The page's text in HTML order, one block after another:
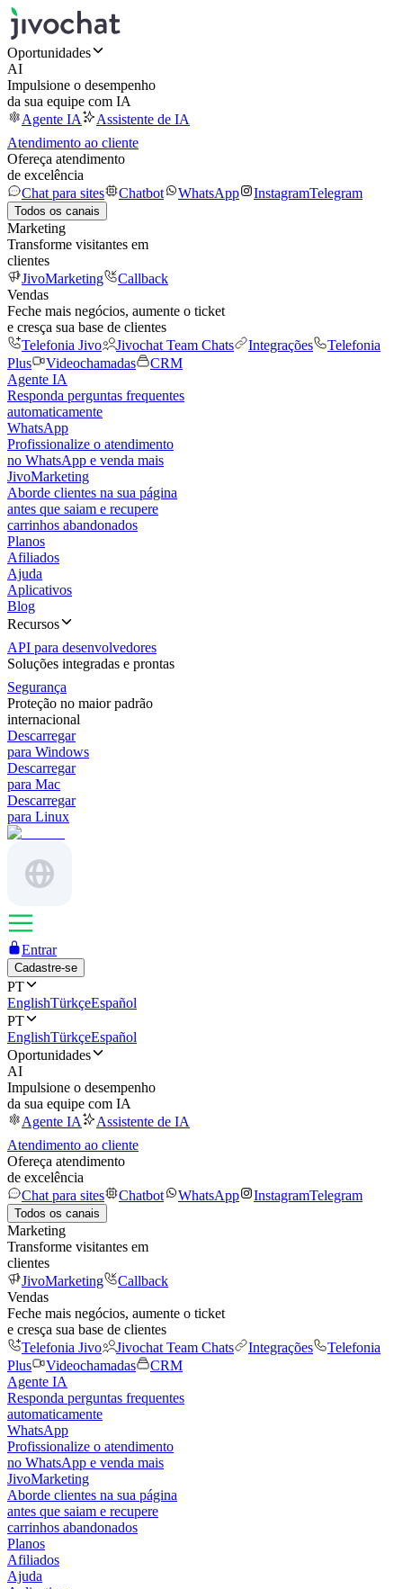
Oportunidades
AI
Impulsione o desempenho
da sua equipe com IA
Agente IA
Assistente de IA
Atendimento ao cliente
Ofereça atendimento
de excelência
Chat para sites
Chatbot WhatsApp InstagramTelegram
Todos os canais
Marketing
Transforme visitantes em
clientes
JivoMarketing
Callback
Vendas
Feche mais negócios, aumente o ticket
e cresça sua base de clientes
Telefonia Jivo
Jivochat Team Chats Integrações
Telefonia
Plus
Videochamadas
CRM
Agente IA
Responda perguntas frequentes
automaticamente
WhatsApp
Profissionalize o atendimento
no WhatsApp e venda mais
JivoMarketing
Aborde clientes na sua página
antes que saiam e recupere
carrinhos abandonados
Planos
Afiliados
Ajuda
Aplicativos
Blog
Recursos
API para desenvolvedores
Soluções integradas e prontas
Segurança
Proteção no maior padrão
internacional
Descarregar
para Windows
Descarregar
para Mac
Descarregar
para Linux
Entrar
Cadastre-se
PT
EnglishTürkçeEspañol
PT
EnglishTürkçeEspañol
Oportunidades
AI
Impulsione o desempenho
da sua equipe com IA
Agente IA
Assistente de IA
Atendimento ao cliente
Ofereça atendimento
de excelência
Chat para sites
Chatbot WhatsApp InstagramTelegram
Todos os canais
Marketing
Transforme visitantes em
clientes
JivoMarketing
Callback
Vendas
Feche mais negócios, aumente o ticket
e cresça sua base de clientes
Telefonia Jivo
Jivochat Team Chats Integrações
Telefonia
Plus
Videochamadas
CRM
Agente IA
Responda perguntas frequentes
automaticamente
WhatsApp
Profissionalize o atendimento
no WhatsApp e venda mais
JivoMarketing
Aborde clientes na sua página
antes que saiam e recupere
carrinhos abandonados
Planos
Afiliados
Ajuda